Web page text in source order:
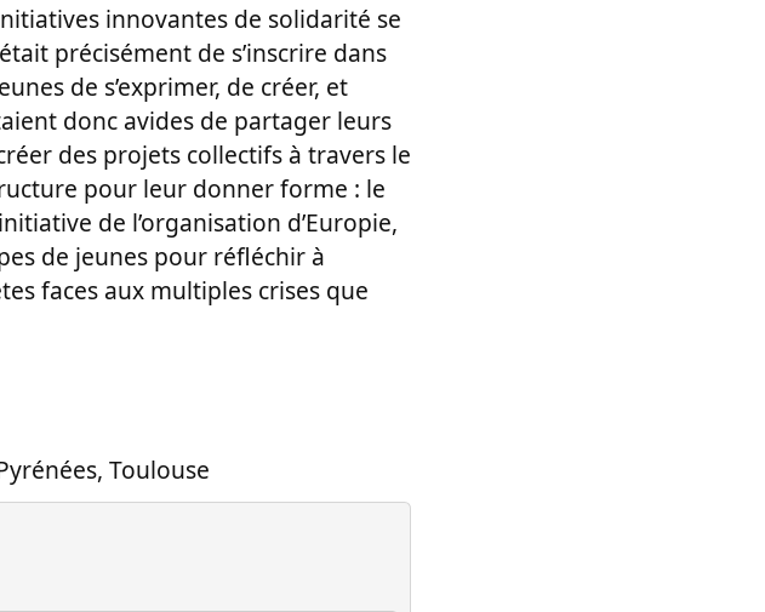
innovantes de solidarité se
précisément de s’inscrire dans
de s’exprimer, de créer, et
donc avides de partager leurs
des projets collectifs à travers le
pour leur donner forme : le
de l’organisation d’Europie,
de jeunes pour réfléchir à
faces aux multiples crises que
, Toulouse